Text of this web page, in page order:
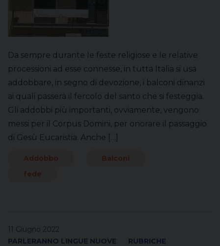
Da sempre durante le feste religiose e le relative
processioni ad esse connesse, in tutta Italia si usa
addobbare, in segno di devozione, i balconi dinanzi
ai quali passerà il fercolo del santo che si festeggia.
Gli addobbi più importanti, ovviamente, vengono
messi per il Corpus Domini, per onorare il passaggio
di Gesù Eucaristia. Anche […]
Addobbo
Balconi
fede
11 Giugno 2022
PARLERANNO LINGUE NUOVE
RUBRICHE